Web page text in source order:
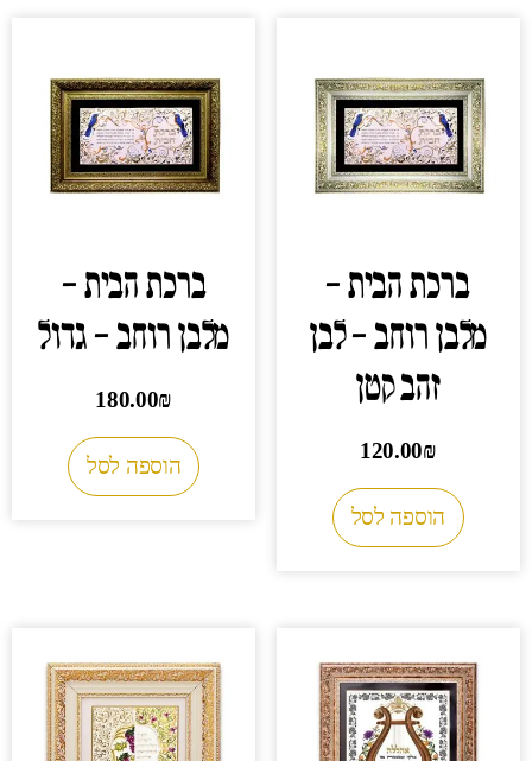
ברכת הבית –
מלבן רוחב – לבן
זהב קטן
120.00₪
הוספה לסל
ברכת הבית –
מלבן רוחב – גדול
180.00₪
הוספה לסל